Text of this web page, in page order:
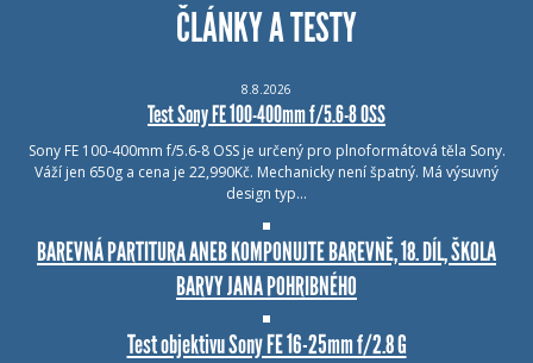
ČLÁNKY A TESTY
8.8.2026
Test Sony FE 100-400mm f/5.6-8 OSS
Sony FE 100-400mm f/5.6-8 OSS je určený pro plnoformátová těla Sony.
Váží jen 650g a cena je 22,990Kč. Mechanicky není špatný. Má výsuvný
design typ…
BAREVNÁ PARTITURA ANEB KOMPONUJTE BAREVNĚ, 18. DÍL, ŠKOLA
BARVY JANA POHRIBNÉHO
Test objektivu Sony FE 16-25mm f/2.8 G